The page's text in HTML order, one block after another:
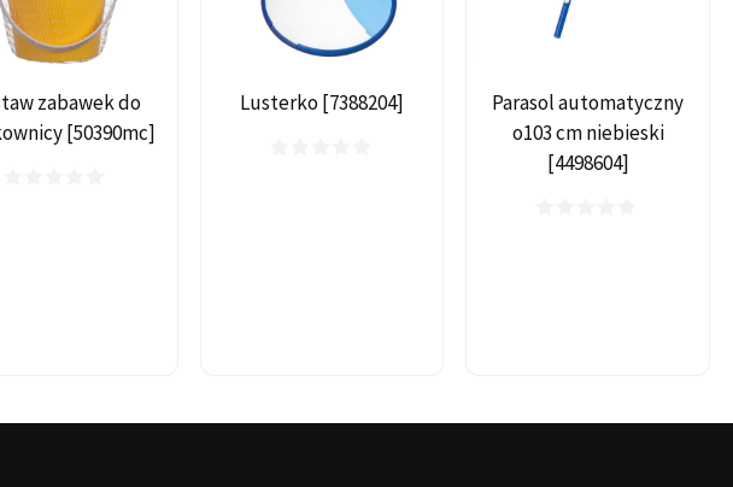
zabawek do
[50390mc]
Lusterko [7388204]
Parasol automatyczny
o103 cm niebieski
[4498604]